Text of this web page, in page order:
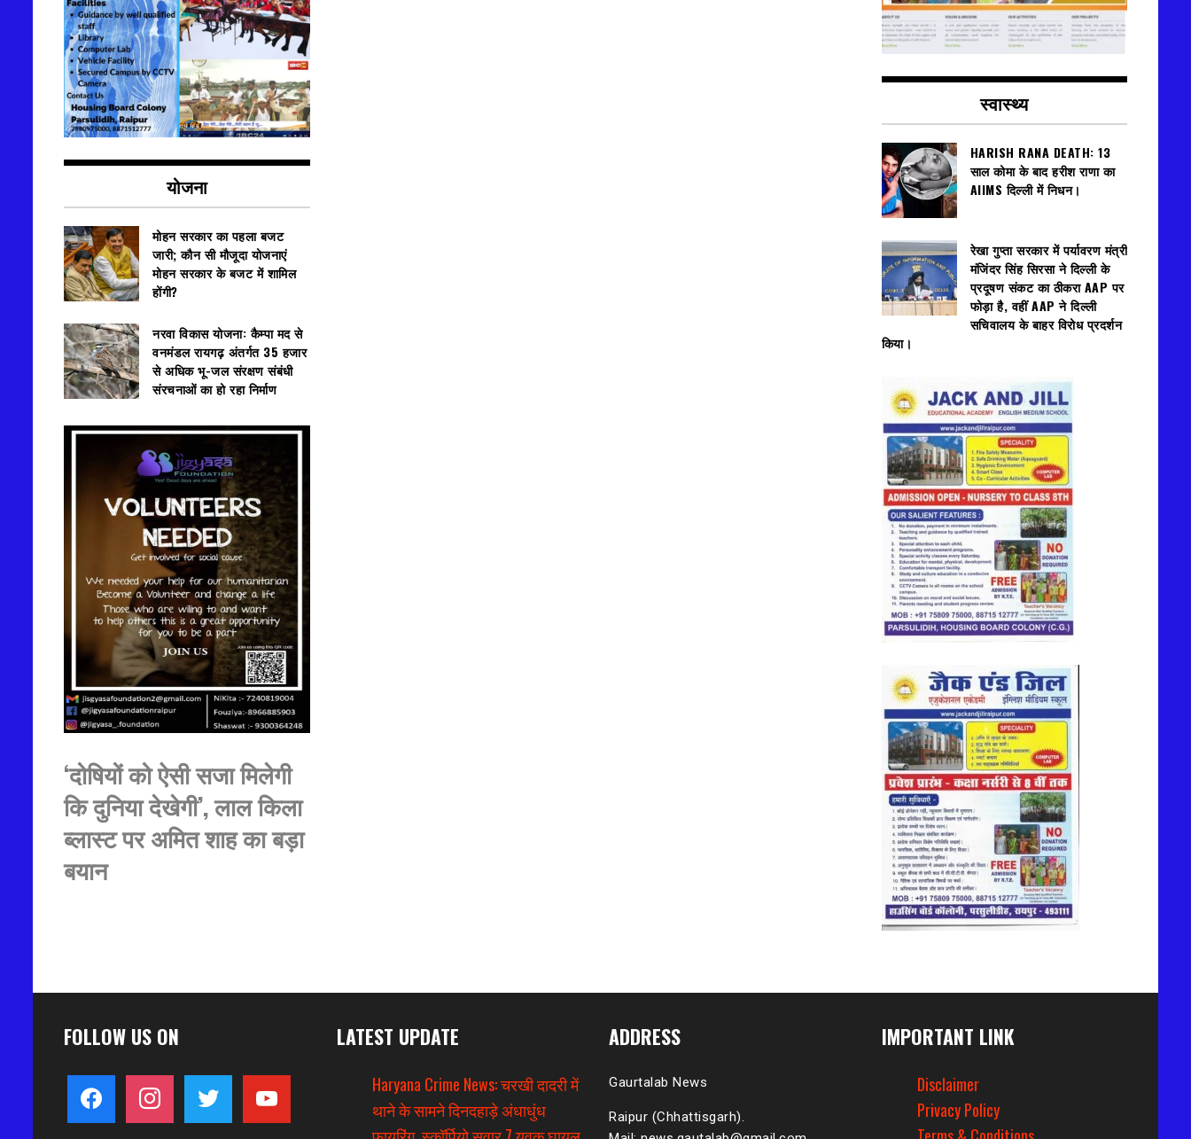
योजना
मोहन सरकार का पहला बजट
जारी; कौन सी मौजूदा योजनाएं
मोहन सरकार के बजट में शामिल
होंगी?
नरवा विकास योजना: कैम्पा मद से
वनमंडल रायगढ़ अंतर्गत 35 हजार
से अधिक भू-जल संरक्षण संबंधी
संरचनाओं का हो रहा निर्माण
‘दोषियों को ऐसी सजा मिलेगी
कि दुनिया देखेगी’, लाल किला
ब्लास्ट पर अमित शाह का बड़ा
बयान
स्वास्थ्य
HARISH RANA DEATH: 13
साल कोमा के बाद हरीश राणा का
AIIMS दिल्ली में निधन।
रेखा गुप्ता सरकार में पर्यावरण मंत्री
मंजिंदर सिंह सिरसा ने दिल्ली के
प्रदूषण संकट का ठीकरा AAP पर
फोड़ा है, वहीं AAP ने दिल्ली
सचिवालय के बाहर विरोध प्रदर्शन
किया।
FOLLOW US ON
facebook instagram twitter youtube
LATEST UPDATE
Haryana Crime News: चरखी दादरी में
थाने के सामने दिनदहाड़े अंधाधुंध
ADDRESS
Gaurtalab News
Raipur (Chhattisgarh).
IMPORTANT LINK
Disclaimer
Privacy Policy